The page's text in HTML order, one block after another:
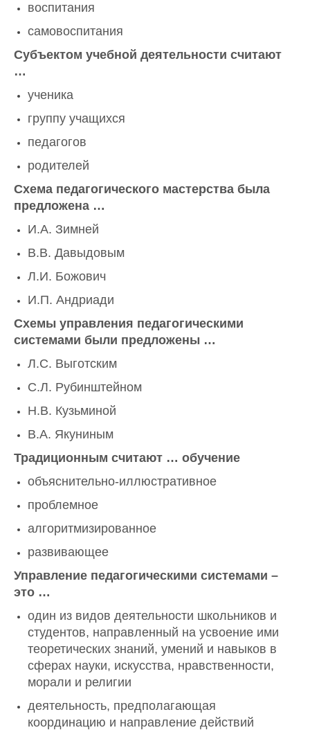
воспитания
самовоспитания
Субъектом учебной деятельности считают
…
ученика
группу учащихся
педагогов
родителей
Схема педагогического мастерства была
предложена …
И.А. Зимней
В.В. Давыдовым
Л.И. Божович
И.П. Андриади
Схемы управления педагогическими
системами были предложены …
Л.С. Выготским
С.Л. Рубинштейном
Н.В. Кузьминой
В.А. Якуниным
Традиционным считают … обучение
объяснительно-иллюстративное
проблемное
алгоритмизированное
развивающее
Управление педагогическими системами –
это …
один из видов деятельности школьников и
студентов, направленный на усвоение ими
теоретических знаний, умений и навыков в
сферах науки, искусства, нравственности,
морали и религии
деятельность, предполагающая
координацию и направление действий